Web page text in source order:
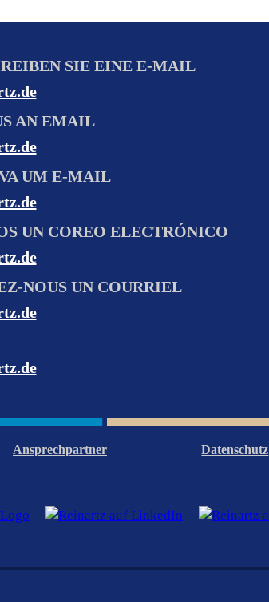
SIE EINE E-MAIL
AN EMAIL
UM E-MAIL
UN COREO ELECTRÓNICO
NOUS UN COURRIEL
Ansprechpartner Datenschutz